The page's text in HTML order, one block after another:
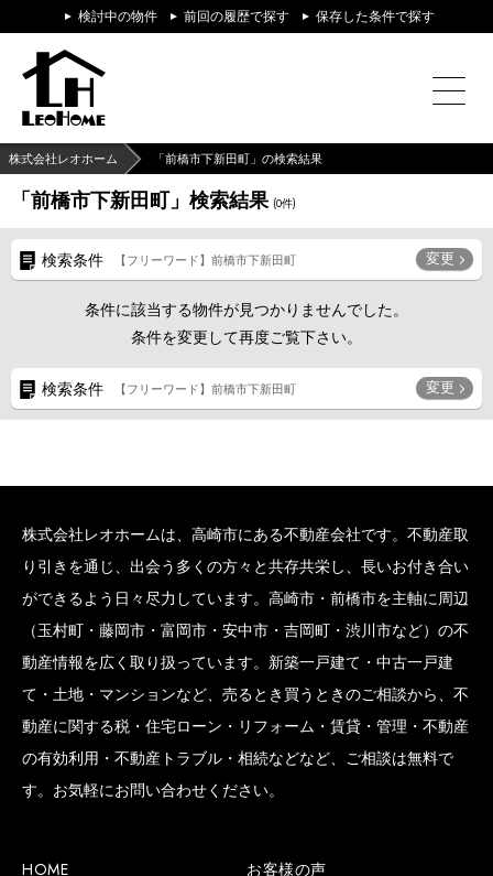
検討中の物件 前回の履歴で探す 保存した条件で探す
株式会社レオホーム 「前橋市下新田町」の検索結果
「前橋市下新田町」検索結果 (0件)
検索条件 【フリーワード】前橋市下新田町 変更
条件に該当する物件が見つかりませんでした。
条件を変更して再度ご覧下さい。
検索条件 【フリーワード】前橋市下新田町 変更
株式会社レオホームは、高崎市にある不動産会社です。不動産取
り引きを通じ、出会う多くの方々と共存共栄し、長いお付き合い
ができるよう日々尽力しています。高崎市・前橋市を主軸に周辺
（玉村町・藤岡市・富岡市・安中市・吉岡町・渋川市など）の不
動産情報を広く取り扱っています。新築一戸建て・中古一戸建
て・土地・マンションなど、売るとき買うときのご相談から、不
動産に関する税・住宅ローン・リフォーム・賃貸・管理・不動産
の有効利用・不動産トラブル・相続などなど、ご相談は無料で
す。お気軽にお問い合わせください。
HOME
お客様の声